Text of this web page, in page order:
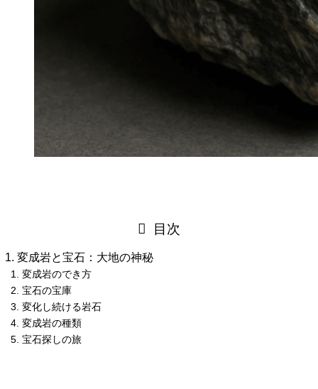
目次
変成岩と宝石：大地の神秘
変成岩のでき方
宝石の宝庫
変化し続ける岩石
変成岩の種類
宝石探しの旅